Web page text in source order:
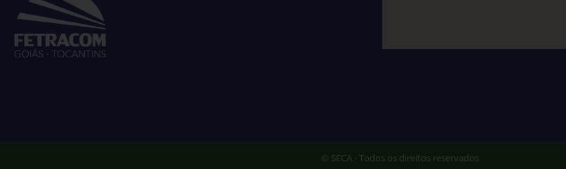
© SECA - Todos os direitos reservados